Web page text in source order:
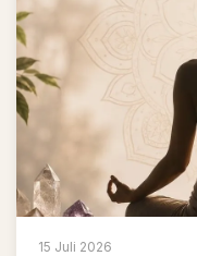
15 Juli 2026